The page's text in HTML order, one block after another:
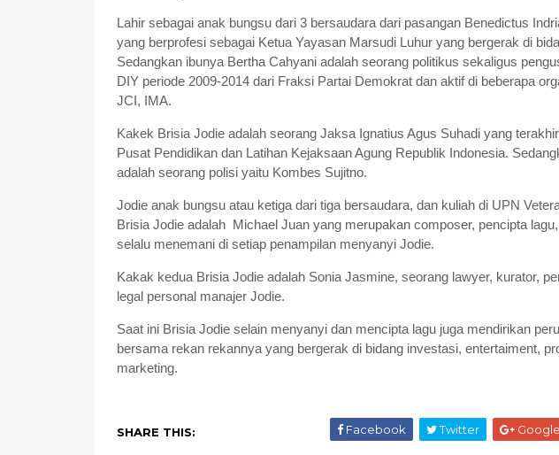
Lahir sebagai anak bungsu dari 3 bersaudara dari pasangan Benedictus
yang berprofesi sebagai Ketua Yayasan Marsudi Luhur yang bergerak di
Sedangkan ibunya Bertha Cahyani adalah seorang politikus sekaligus
DIY periode 2009-2014 dari Fraksi Partai Demokrat dan aktif di beberapa
JCI, IMA.
Kakek Brisia Jodie adalah seorang Jaksa Ignatius Agus Suhadi yang
Pusat Pendidikan dan Latihan Kejaksaan Agung Republik Indonesia.
adalah seorang polisi yaitu Kombes Sujitno.
Jodie anak bungsu atau ketiga dari tiga bersaudara, dan kuliah di UPN
Brisia Jodie adalah Michael Juan yang merupakan composer, pencipta
selalu menemani di setiap penampilan menyanyi Jodie.
Kakak kedua Brisia Jodie adalah Sonia Jasmine, seorang lawyer, kurator,
legal personal manajer Jodie.
Saat ini Brisia Jodie selain menyanyi dan mencipta lagu juga mendirikan
bersama rekan rekannya yang bergerak di bidang investasi, entertaiment,
marketing.
SHARE THIS: Facebook Twitter